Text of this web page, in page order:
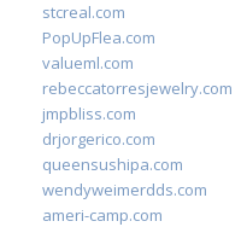
stcreal.com
PopUpFlea.com
valueml.com
rebeccatorresjewelry.com
jmpbliss.com
drjorgerico.com
queensushipa.com
wendyweimerdds.com
ameri-camp.com